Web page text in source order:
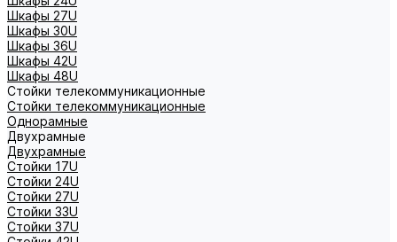
Шкафы 27U
Шкафы 30U
Шкафы 36U
Шкафы 42U
Шкафы 48U
Стойки телекоммуникационные
Стойки телекоммуникационные
Однорамные
Двухрамные
Двухрамные
Стойки 17U
Стойки 24U
Стойки 27U
Стойки 33U
Стойки 37U